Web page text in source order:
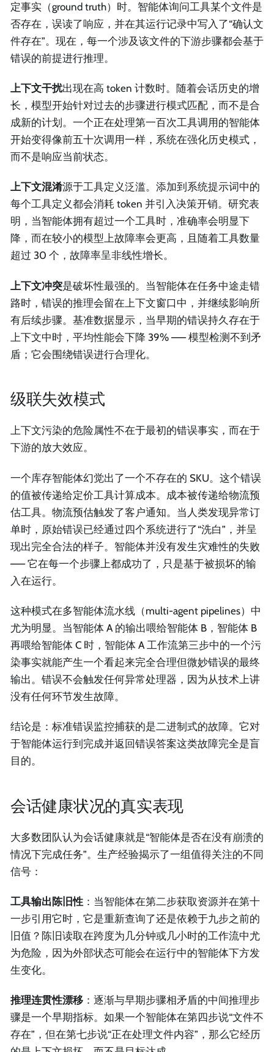
定事实（ground truth）时。智能体询问工具某个文件是
否存在，误读了响应，并在其运行记录中写入了“确认文
件存在”。现在，每一个涉及该文件的下游步骤都会基于
错误的前提进行推理。
上下文干扰出现在高 token 计数时。随着会话历史的增
长，模型开始针对过去的步骤进行模式匹配，而不是合
成新的计划。一个正在处理第一百次工具调用的智能体
开始变得像前五十次调用一样，系统在强化历史模式，
而不是响应当前状态。
上下文混淆源于工具定义泛滥。添加到系统提示词中的
每个工具定义都会消耗 token 并引入决策开销。研究表
明，当智能体拥有超过一个工具时，准确率会明显下
降，而在较小的模型上故障率会更高，且随着工具数量
超过 30 个，故障率呈非线性增长。
上下文冲突是破坏性最强的。当智能体在任务中途走错
路时，错误的推理会留在上下文窗口中，并继续影响所
有后续步骤。基准数据显示，当早期的错误持久存在于
上下文中时，平均性能会下降 39% —— 模型检测不到矛
盾；它会围绕错误进行合理化。
级联失效模式
上下文污染的危险属性不在于最初的错误事实，而在于
下游的放大效应。
一个库存智能体幻觉出了一个不存在的 SKU。这个错误
的值被传递给定价工具计算成本。成本被传递给物流预
估工具。物流预估触发了客户通知。当人类发现异常订
单时，原始错误已经通过四个系统进行了“洗白”，并呈
现出完全合法的样子。智能体并没有发生灾难性的失败
—— 它在每一个步骤上都成功了，只是基于被损坏的输
入在运行。
这种模式在多智能体流水线（multi-agent pipelines）中
尤为明显。当智能体 A 的输出喂给智能体 B，智能体 B
再喂给智能体 C 时，智能体 A 工作流第三步中的一个污
染事实就能产生一个看起来完全合理但微妙错误的最终
输出。错误不会触发任何异常处理器，因为从技术上讲
没有任何环节发生故障。
结论是：标准错误监控捕获的是二进制式的故障。它对
于智能体运行到完成并返回错误答案这类故障完全是盲
目的。
会话健康状况的真实表现
大多数团队认为会话健康就是“智能体是否在没有崩溃的
情况下完成任务”。生产经验揭示了一组值得关注的不同
信号：
工具输出陈旧性 ：当智能体在第二步获取资源并在第十
一步引用它时，它是重新查询了还是依赖于九步之前的
旧值？陈旧读取在跨度为几分钟或几小时的工作流中尤
为危险，因为外部状态可能会在运行中的智能体下方发
生变化。
推理连贯性漂移 ：逐渐与早期步骤相矛盾的中间推理步
骤是一个早期指标。如果一个智能体在第四步说“文件不
存在”，但在第七步说“正在处理文件内容”，那么它经历